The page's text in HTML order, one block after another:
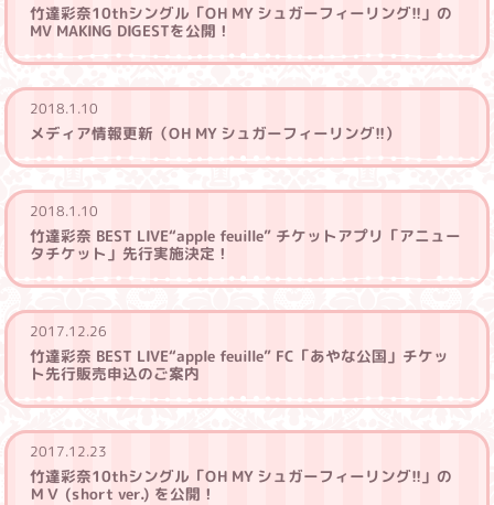
竹達彩奈10thシングル「OH MY シュガーフィーリング!!」の
MV MAKING DIGESTを公開！
2018.1.10
メディア情報更新（OH MY シュガーフィーリング!!）
2018.1.10
竹達彩奈 BEST LIVE“apple feuille” チケットアプリ「アニュー
タチケット」先行実施決定！
2017.12.26
竹達彩奈 BEST LIVE“apple feuille” FC「あやな公国」チケッ
ト先行販売申込のご案内
2017.12.23
竹達彩奈10thシングル「OH MY シュガーフィーリング!!」の
ＭＶ (short ver.) を公開！